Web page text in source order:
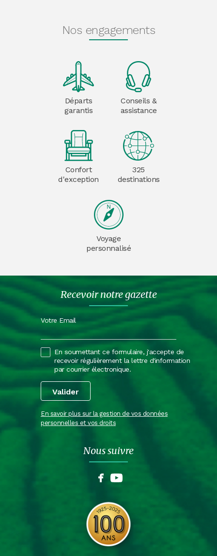
Nos engagements
Départs
garantis
Conseils &
assistance
Confort
d'exception
325
destinations
Voyage
personnalisé
Recevoir notre gazette
Votre Email
En soumettant ce formulaire, j'accepte de
recevoir régulièrement la lettre d'information
par courrier électronique.
En savoir plus sur la gestion de vos données
personnelles et vos droits
Nous suivre